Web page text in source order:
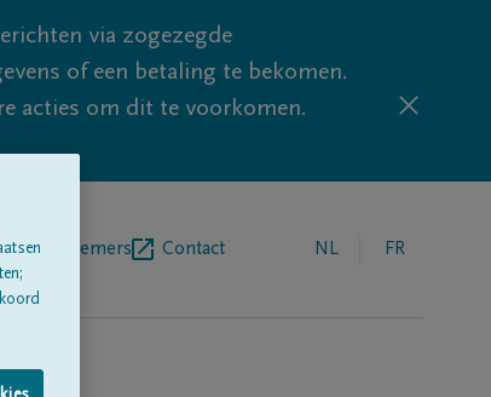
via zogezegde
of een betaling te bekomen.
acties om dit te voorkomen.
Contact NL FR